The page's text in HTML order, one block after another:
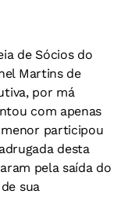
de Sócios do
Martins de
por má
com apenas
menor participou
desta
pela saída do
sua